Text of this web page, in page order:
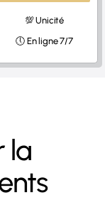
💯 Unicité
🕔 En ligne 7/7
la